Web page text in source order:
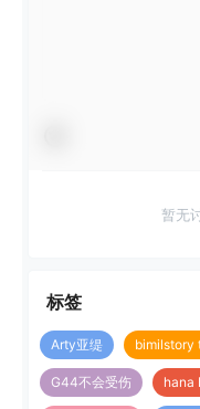
暂无
标签
Arty亚缇 bimilstory
G44不会受伤 hana